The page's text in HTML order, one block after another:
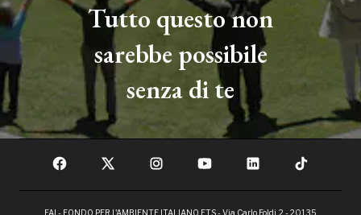
Tutto questo non
sarebbe possibile
senza di te
FAI - FONDO PER L'AMBIENTE ITALIANO ETS - Via Carlo Foldi, 2 - 20135